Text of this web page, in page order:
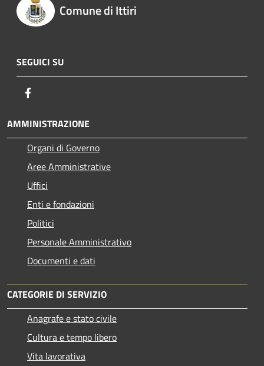
Comune di Ittiri
SEGUICI SU
AMMINISTRAZIONE
Organi di Governo
Aree Amministrative
Uffici
Enti e fondazioni
Politici
Personale Amministrativo
Documenti e dati
CATEGORIE DI SERVIZIO
Anagrafe e stato civile
Cultura e tempo libero
Vita lavorativa